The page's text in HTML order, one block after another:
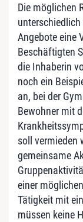
Die möglichen
Angebote eine
Beschäftigten
die Inhaberin
noch ein
an, bei der
Bewohner mit
soll vermieden
gemeinsame
einer
Tätigkeit mit
müssen keine